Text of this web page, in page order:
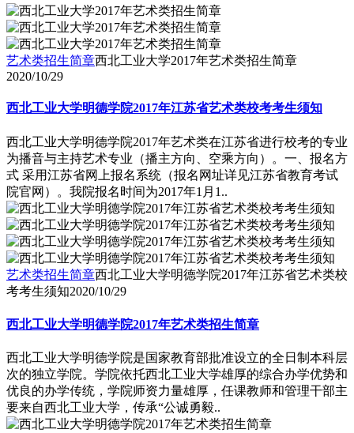
艺术类招生简章西北工业大学2017年艺术类招生简章
2020/10/29
西北工业大学明德学院2017年江苏省艺术类校考考生须知
西北工业大学明德学院2017年艺术类在江苏省进行校考的专业
为播音与主持艺术专业（播主方向、空乘方向）。一、报名方
式 采用江苏省网上报名系统（报名网址详见江苏省教育考试
院官网）。我院报名时间为2017年1月1..
艺术类招生简章西北工业大学明德学院2017年江苏省艺术类校
考考生须知2020/10/29
西北工业大学明德学院2017年艺术类招生简章
西北工业大学明德学院是国家教育部批准设立的全日制本科层
次的独立学院。学院依托西北工业大学雄厚的综合办学优势和
优良的办学传统，学院师资力量雄厚，任课教师和管理干部主
要来自西北工业大学，传承“公诚勇毅..